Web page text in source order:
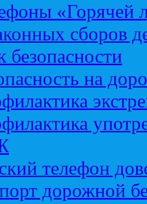
«Горячей
сборов
безопасности
на
телефон
дорожной